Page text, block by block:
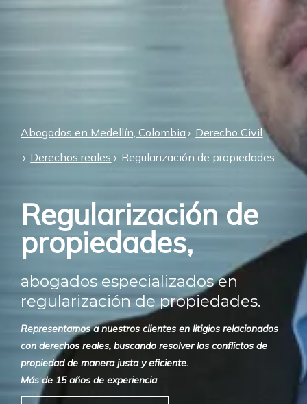
Abogados en Medellín, Colombia
Derecho Civil
Derechos reales
Regularización de propiedades
Regularización de
propiedades,
abogados especializados en
regularización de propiedades.
Representamos a nuestros clientes en litigios relacionados
con derechos reales, buscando resolver los conflictos de
propiedad de manera justa y eficiente.
Más de 15 años de experiencia